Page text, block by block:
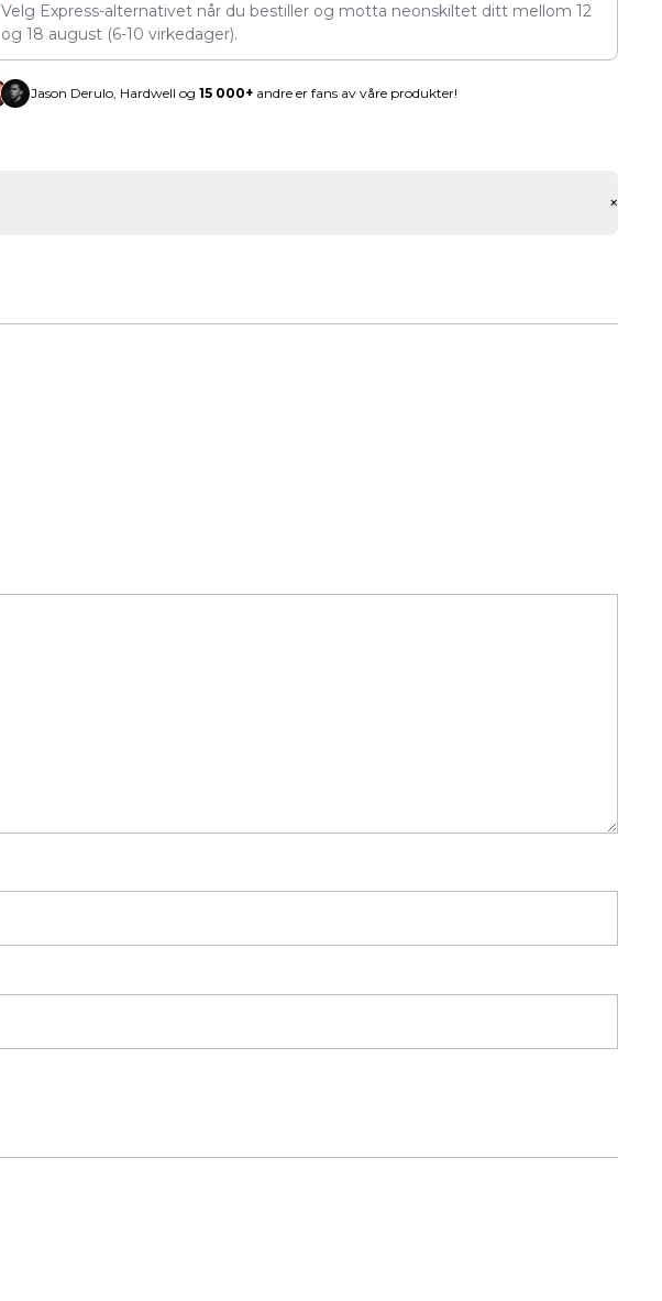
Velg Express-alternativet når du bestiller og motta neonskiltet ditt mellom 12
og 18 august(6-10 virkedager).
Jason Derulo, Hardwell og 15 000+andre er fans av våre produkter!
+